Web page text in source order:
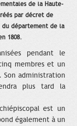
de la Haute-
par décret de
du département de la
1808.
pendant le
membres et un
Son administration
plus tard la
est un
également à un